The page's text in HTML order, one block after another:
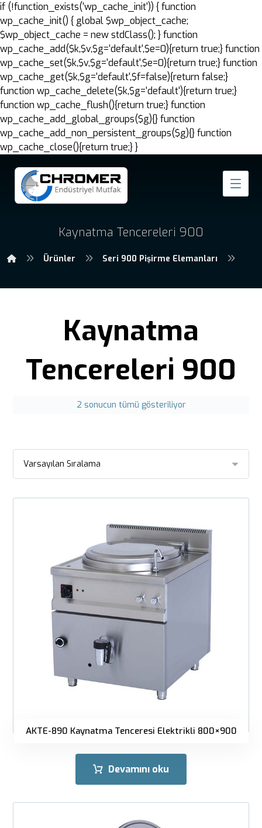
if (!function_exists('wp_cache_init')) { function
wp_cache_init() { global $wp_object_cache;
$wp_object_cache = new stdClass(); } function
wp_cache_add($k,$v,$g='default',$e=0){return true;} function
wp_cache_set($k,$v,$g='default',$e=0){return true;} function
wp_cache_get($k,$g='default',$f=false){return false;}
function wp_cache_delete($k,$g='default'){return true;}
function wp_cache_flush(){return true;} function
wp_cache_add_global_groups($g){} function
wp_cache_add_non_persistent_groups($g){} function
wp_cache_close(){return true;} }
Kaynatma Tencereleri 900
Ürünler Seri 900 Pişirme Elemanları
Kaynatma
Tencereleri 900
2 sonucun tümü gösteriliyor
AKTE-890 Kaynatma Tenceresi Elektrikli 800×900
Devamını oku